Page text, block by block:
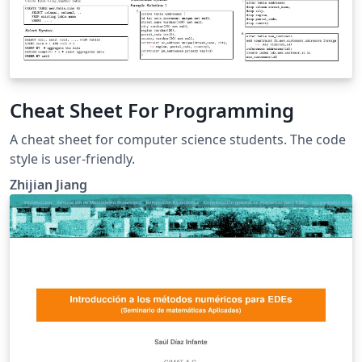
Cheat Sheet For Programming
A cheat sheet for computer science students. The code
style is user-friendly.
Zhijian Jiang